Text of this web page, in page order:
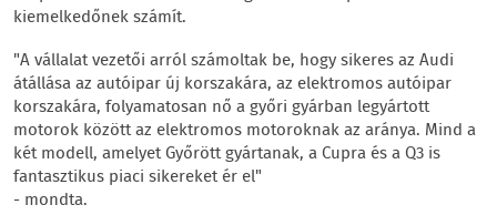
kiemelkedőnek számít.
"A vállalat vezetői arról számoltak be, hogy sikeres az Audi
átállása az autóipar új korszakára, az elektromos autóipar
korszakára, folyamatosan nő a győri gyárban legyártott
motorok között az elektromos motoroknak az aránya. Mind a
két modell, amelyet Győrött gyártanak, a Cupra és a Q3 is
fantasztikus piaci sikereket ér el"
- mondta.